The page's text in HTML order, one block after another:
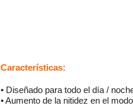
Características:
• Diseñado para todo el día /
• Aumento de la nitidez en el